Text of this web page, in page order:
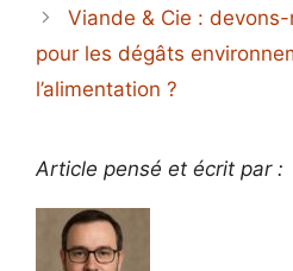
Viande & Cie :
pour les dégâts
l’alimentation ?
Article pensé et écrit par :